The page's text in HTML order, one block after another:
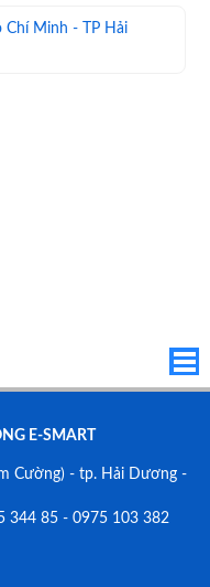
E-SMART
Cường) - tp. Hải Dương -
344 85 - 0975 103 382